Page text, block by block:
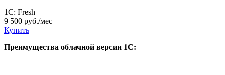
1С: Fresh
9 500 руб./мес
Купить
Преимущества облачной версии 1С: